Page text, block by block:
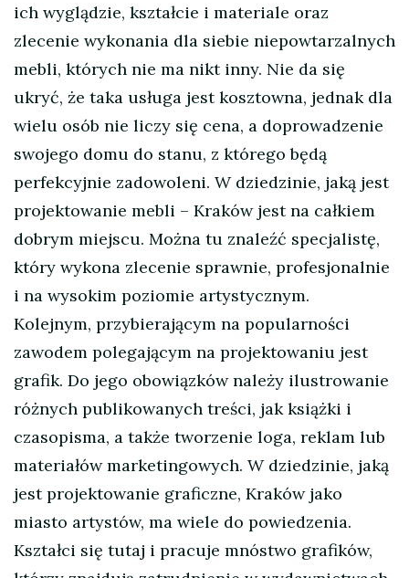
ich wyglądzie, kształcie i materiale oraz
zlecenie wykonania dla siebie niepowtarzalnych
mebli, których nie ma nikt inny. Nie da się
ukryć, że taka usługa jest kosztowna, jednak dla
wielu osób nie liczy się cena, a doprowadzenie
swojego domu do stanu, z którego będą
perfekcyjnie zadowoleni. W dziedzinie, jaką jest
projektowanie mebli – Kraków jest na całkiem
dobrym miejscu. Można tu znaleźć specjalistę,
który wykona zlecenie sprawnie, profesjonalnie
i na wysokim poziomie artystycznym.
Kolejnym, przybierającym na popularności
zawodem polegającym na projektowaniu jest
grafik. Do jego obowiązków należy ilustrowanie
różnych publikowanych treści, jak książki i
czasopisma, a także tworzenie loga, reklam lub
materiałów marketingowych. W dziedzinie, jaką
jest projektowanie graficzne, Kraków jako
miasto artystów, ma wiele do powiedzenia.
Kształci się tutaj i pracuje mnóstwo grafików,